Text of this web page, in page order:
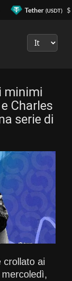
minimi
Charles
serie di
crollato ai
Tether(USDT) $